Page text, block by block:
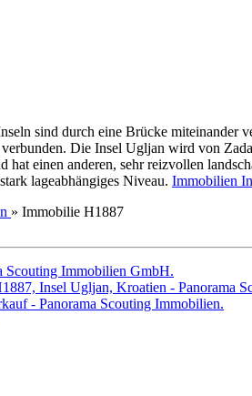
sind durch eine Brücke
Die Insel Ugljan wird von
einen anderen, sehr reizvollen
lageabhängiges Niveau. Immobilien
» Immobilie H1887